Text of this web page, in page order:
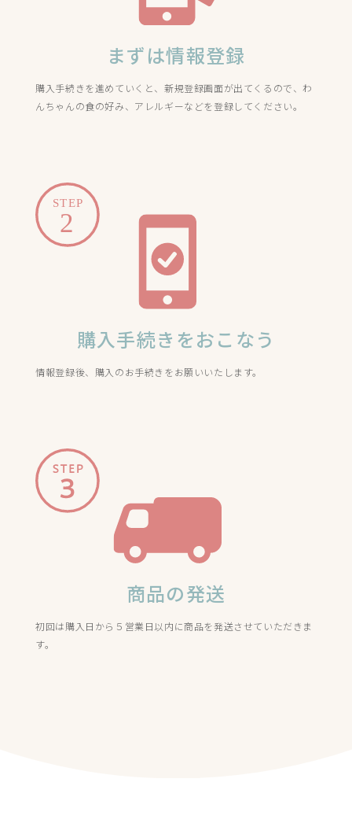
まずは情報登録
購入手続きを進めていくと、新規登録画面が出てくるので、わ
んちゃんの食の好み、アレルギーなどを登録してください。
購入手続きをおこなう
情報登録後、購入のお手続きをお願いいたします。
商品の発送
初回は購入日から５営業日以内に商品を発送させていただきま
す。